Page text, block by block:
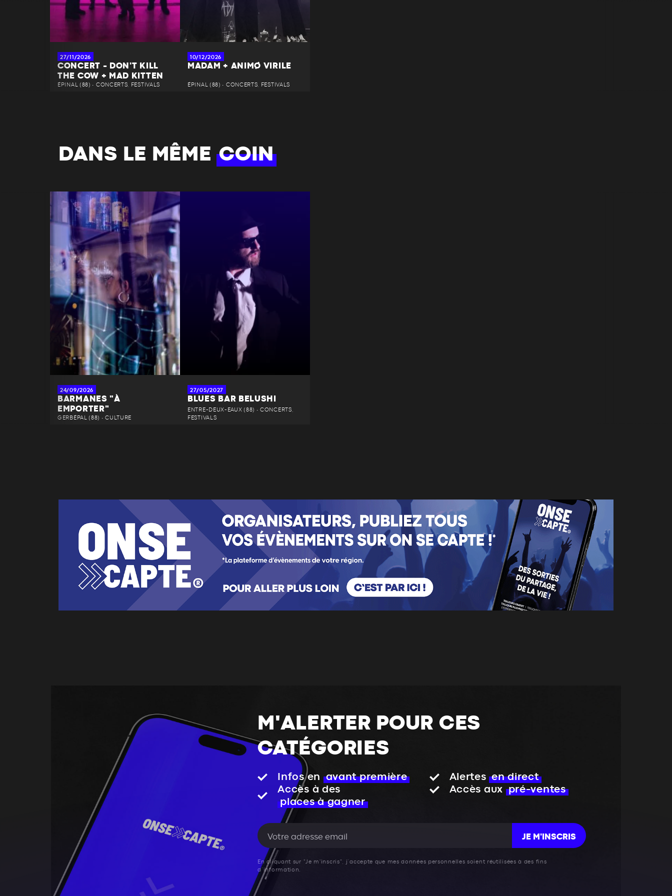
27/11/2026
CONCERT - DON'T KILL
THE COW + MAD KITTEN
ÉPINAL (88) • CONCERTS, FESTIVALS
10/12/2026
MADAM + ANIMØ VIRILE
ÉPINAL (88) • CONCERTS, FESTIVALS
DANS LE MÊMECOIN
24/09/2026
BARMANES "À
EMPORTER"
GERBÉPAL (88) • CULTURE
27/05/2027
BLUES BAR BELUSHI
ENTRE-DEUX-EAUX (88) • CONCERTS,
FESTIVALS
M'ALERTER POUR CES
CATÉGORIES
Infos en avant première Alertes en direct
Accès à des
places à gagner
Accès aux pré-ventes
JE M'INSCRIS
En cliquant sur "Je m'inscris", j’accepte que mes données personnelles soient réutilisées à des fins
d’information.